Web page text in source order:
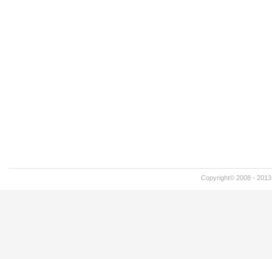
Copyright© 2008 -